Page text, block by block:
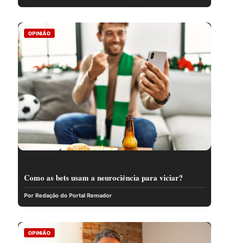
OPINIÃO
Como as bets usam a neurociência para viciar?
Por Redação do Portal Remador
OPINIÃO